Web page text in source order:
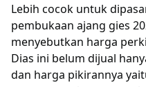
Lebih cocok untuk
pembukaan ajang gies
menyebutkan harga
Dias ini belum dijual
dan harga pikirannya